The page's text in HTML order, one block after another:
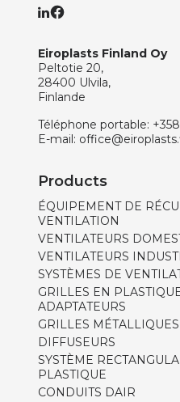
Eiroplasts Finland Oy
Peltotie 20,
28400 Ulvila,
Finlande
Téléphone portable:
E-mail:
Products
ÉQUIPEMENT DE
VENTILATION
VENTILATEURS
VENTILATEURS
SYSTÈMES DE
GRILLES EN
ADAPTATEURS
GRILLES MÉTALLIQUES
DIFFUSEURS
SYSTÈME
PLASTIQUE
CONDUITS DAIR